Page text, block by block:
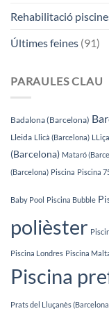
Rehabilitació
Últimes feines (91)
PARAULES CLAU
Badalona (Barcelona)
Lleida Llicà (Barcelona)
(Barcelona) Mataró
(Barcelona) Piscina Piscina
Baby Pool Piscina Bubble
polièster
Piscina Londres Piscina
Piscina
Prats del Lluçanès